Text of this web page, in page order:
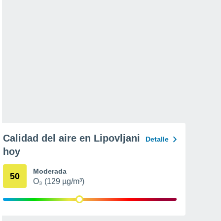
Calidad del aire en Lipovljani
hoy
Detalle
50 Moderada
O₃ (129 µg/m³)